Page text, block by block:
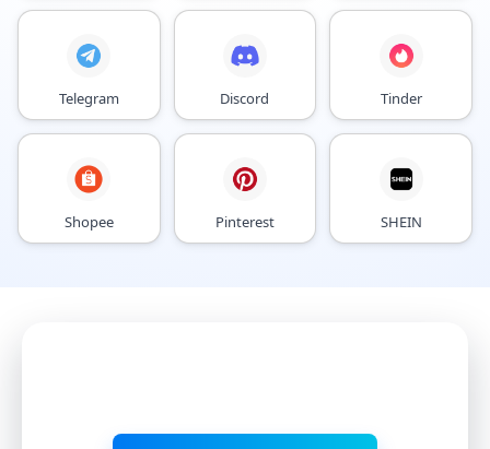
Telegram Discord Tinder
Shopee Pinterest SHEIN